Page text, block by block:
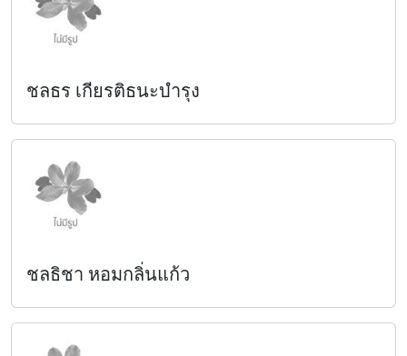
ชลธร เกียรติธนะบำรุง
ชลธิชา หอมกลิ่นแก้ว